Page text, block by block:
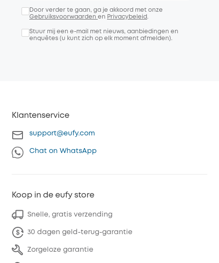
Door verder te gaan, ga je akkoord met onze
Gebruiksvoorwaarden en Privacybeleid.
Stuur mij een e-mail met nieuws, aanbiedingen en
enquêtes (u kunt zich op elk moment afmelden).
Klantenservice
support@eufy.com
Chat on WhatsApp
Koop in de eufy store
Snelle, gratis verzending
30 dagen geld-terug-garantie
Zorgeloze garantie